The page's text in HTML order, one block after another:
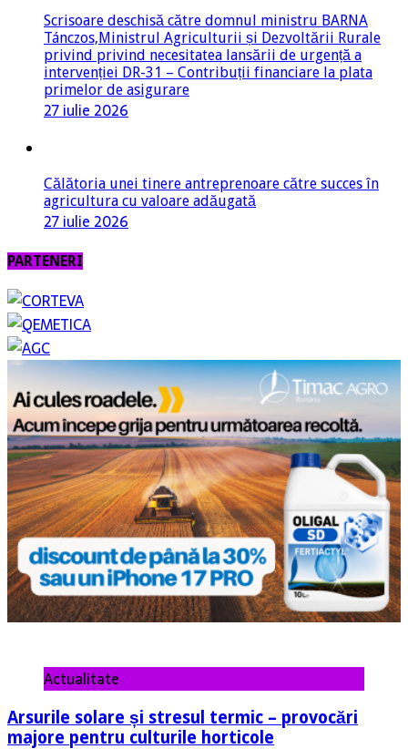
Scrisoare deschisă către domnul ministru BARNA
Tánczos,Ministrul Agriculturii și Dezvoltării Rurale
privind privind necesitatea lansării de urgență a
intervenției DR-31 – Contribuții financiare la plata
primelor de asigurare
27 iulie 2026
Călătoria unei tinere antreprenoare către succes în
agricultura cu valoare adăugată
27 iulie 2026
PARTENERI
Actualitate
Arsurile solare și stresul termic – provocări
majore pentru culturile horticole